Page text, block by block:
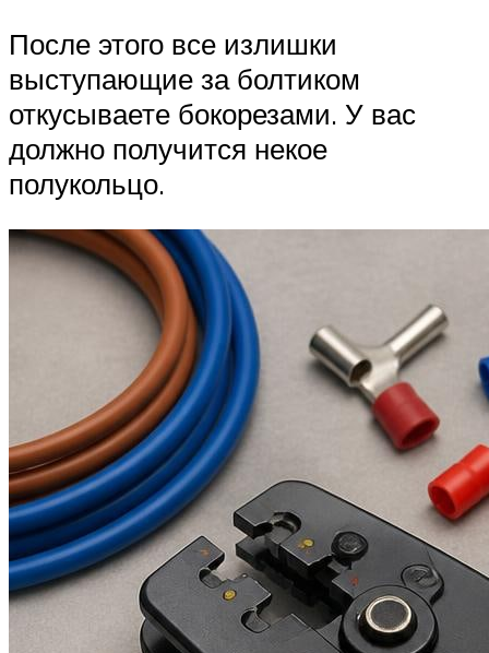
После этого все излишки
выступающие за болтиком
откусываете бокорезами. У вас
должно получится некое
полукольцо.